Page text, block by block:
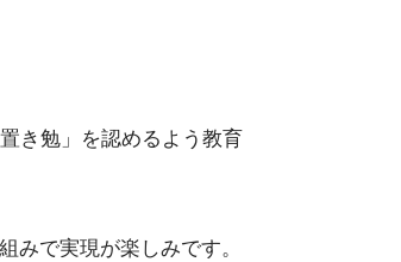
き勉」を認めるよう教育
みで実現が楽しみです。